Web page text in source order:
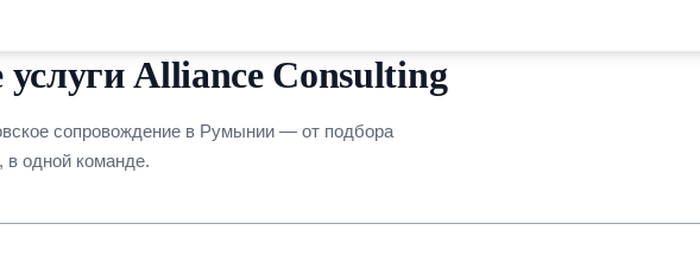
Alliance Consulting
сопровождение в Румынии — от подбора
в одной команде.